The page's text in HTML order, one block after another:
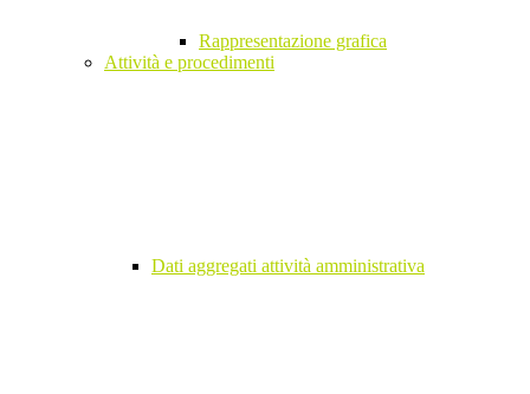
Rappresentazione grafica
Attività e procedimenti
Dati aggregati attività amministrativa